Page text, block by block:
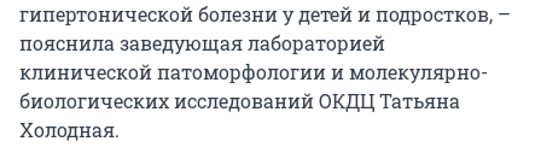
гипертонической болезни у детей и подростков, –
пояснила заведующая лабораторией
клинической патоморфологии и молекулярно-
биологических исследований ОКДЦ Татьяна
Холодная.